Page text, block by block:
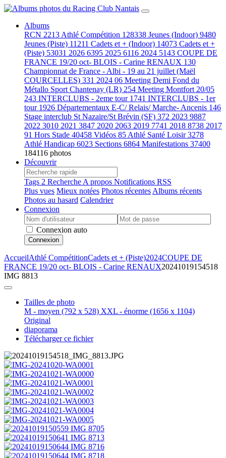
Albums
RCN 2213 Athlé Compétition 128338 Jeunes (Indoor) 9480
Jeunes (Piste) 11211 Cadets et + (Indoor) 14073 Cadets et +
(Piste) 53031 2026 6395 2025 6116 2024 5143 COUPE DE
FRANCE 19/20 oct- BLOIS - Carine RENAUX 130
Championnat de France - Albi - 19 au 21 juillet (Maël
COURCELLES) 331 2024 06 Meeting Demi Fond du
Métallo Sport Chantenay (LR) 254 Meeting Montfort 20/05
243 INTERCLUBS - 2eme tour 1741 INTERCLUBS - 1er
tour 1926 Départementaux E-C/ Relais/ Marche- Ancenis 146
Stage interclub St Nazaire/St Brévin (SF) 372 2023 9887
2022 3010 2021 3847 2020 2063 2019 7741 2018 8738 2017
91 Hors Stade 40458 Vidéos 85 Athlé Santé Loisir3278
Athlé Handicap 6023 Sections 6864 Manifestations 37400
184116 photos
Découvrir
Tags 2 Recherche A propos Notifications RSS
Plus vues Mieux notées Photos récentes Albums récents
Photos au hasard Calendrier
Connexion
Connexion auto
Connexion
AccueilAthlé CompétitionCadets et + (Piste)2024COUPE DE
FRANCE 19/20 oct- BLOIS - Carine RENAUX20241019154518
IMG 8813
Tailles de photo
M - moyen (792 x 528) XXL - énorme (1656 x 1104)
Original
diaporama
Télécharger ce fichier